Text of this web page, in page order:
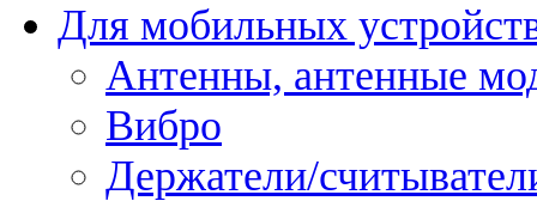
Для мобильных
Антенны, антенные
Вибро
Держатели/